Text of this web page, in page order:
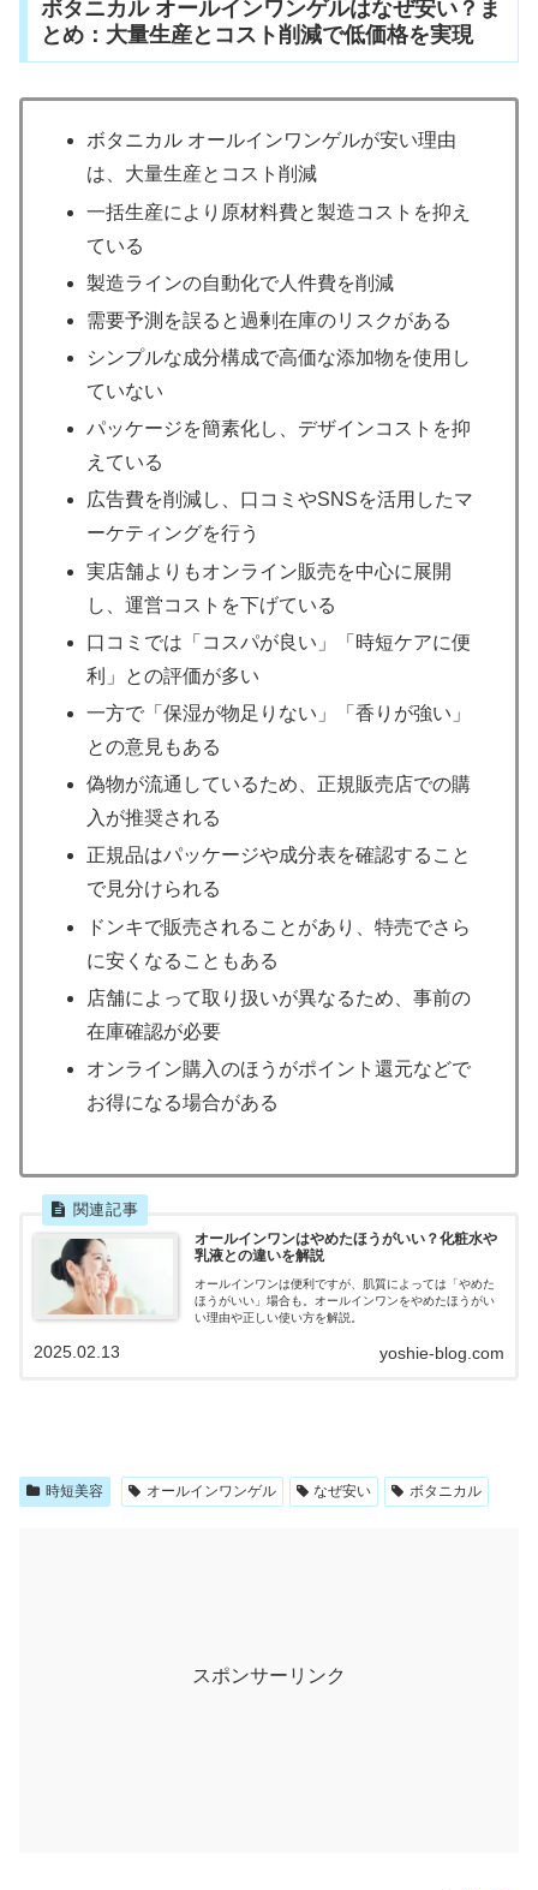
ボタニカル オールインワンゲルはなぜ安い？ま
とめ：大量生産とコスト削減で低価格を実現
ボタニカル オールインワンゲルが安い理由
は、大量生産とコスト削減
一括生産により原材料費と製造コストを抑え
ている
製造ラインの自動化で人件費を削減
需要予測を誤ると過剰在庫のリスクがある
シンプルな成分構成で高価な添加物を使用し
ていない
パッケージを簡素化し、デザインコストを抑
えている
広告費を削減し、口コミやSNSを活用したマ
ーケティングを行う
実店舗よりもオンライン販売を中心に展開
し、運営コストを下げている
口コミでは「コスパが良い」「時短ケアに便
利」との評価が多い
一方で「保湿が物足りない」「香りが強い」
との意見もある
偽物が流通しているため、正規販売店での購
入が推奨される
正規品はパッケージや成分表を確認すること
で見分けられる
ドンキで販売されることがあり、特売でさら
に安くなることもある
店舗によって取り扱いが異なるため、事前の
在庫確認が必要
オンライン購入のほうがポイント還元などで
お得になる場合がある
オールインワンはやめたほうがいい？化粧水や
乳液との違いを解説
オールインワンは便利ですが、肌質によっては「やめた
ほうがいい」場合も。オールインワンをやめたほうがい
い理由や正しい使い方を解説。
yoshie-blog.com
2025.02.13
時短美容 オールインワンゲル なぜ安い ボタニカル
スポンサーリンク